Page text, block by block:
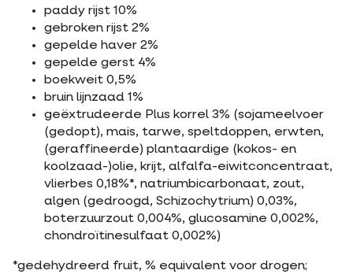
paddy rijst 10%
gebroken rijst 2%
gepelde haver 2%
gepelde gerst 4%
boekweit 0,5%
bruin lijnzaad 1%
geëxtrudeerde Plus korrel 3% (sojameelvoer
(gedopt), mais, tarwe, speltdoppen, erwten,
(geraffineerde) plantaardige (kokos- en
koolzaad-)olie, krijt, alfalfa-eiwitconcentraat,
vlierbes 0,18%*, natriumbicarbonaat, zout,
algen (gedroogd, Schizochytrium) 0,03%,
boterzuurzout 0,004%, glucosamine 0,002%,
chondroïtinesulfaat 0,002%)
*gedehydreerd fruit, % equivalent voor drogen;